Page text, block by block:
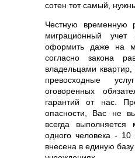
сотен тот самый,
Честную временную
миграционный
оформить даже на
согласно закона
владельцами
превосходные
оговоренных
гарантий от нас.
опасности, Вас не
всегда
одного человека -
внесена в единую